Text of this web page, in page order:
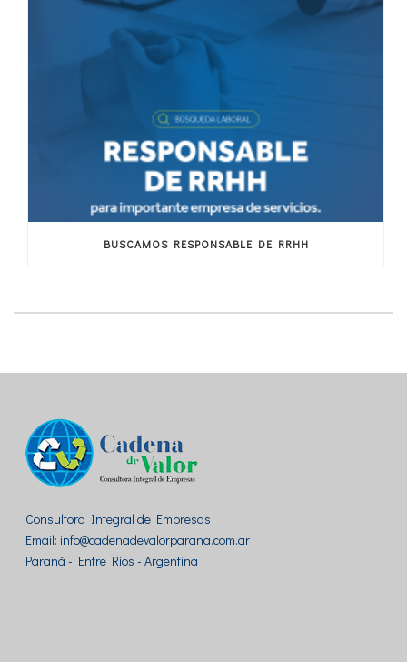
BUSCAMOS RESPONSABLE DE RRHH
Consultora Integral de Empresas
Email: info@cadenadevalorparana.com.ar
Paraná - Entre Ríos - Argentina